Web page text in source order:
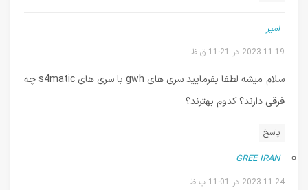
امیر
2023-11-19 در 11:21 ق.ظ
سلام میشه لطفا بفرمایید سری های gwh با سری های s4matic چه
فرقی دارند؟ کدوم بهترند؟
پاسخ
GREE IRAN
2023-11-24 در 11:01 ب.ظ